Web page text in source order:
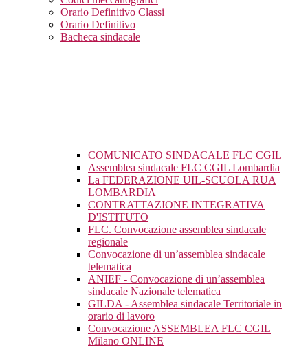
Orario Definitivo Classi
Orario Definitivo
Bacheca sindacale
COMUNICATO SINDACALE FLC CGIL
Assemblea sindacale FLC CGIL Lombardia
La FEDERAZIONE UIL-SCUOLA RUA
LOMBARDIA
CONTRATTAZIONE INTEGRATIVA
D'ISTITUTO
FLC. Convocazione assemblea sindacale
regionale
Convocazione di un’assemblea sindacale
telematica
ANIEF - Convocazione di un’assemblea
sindacale Nazionale telematica
GILDA - Assemblea sindacale Territoriale in
orario di lavoro
Convocazione ASSEMBLEA FLC CGIL
Milano ONLINE